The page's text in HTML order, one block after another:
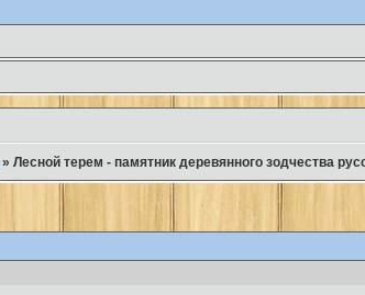
»Лесной терем - памятник деревянного зодчества